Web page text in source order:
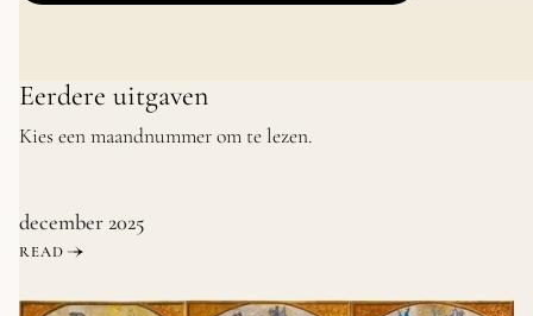
Eerdere uitgaven
Kies een maandnummer om te lezen.
december 2025
READ